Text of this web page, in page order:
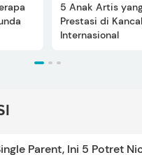
5 Anak Artis
Prestasi di
Internasional
Parent, Ini 5 Potret